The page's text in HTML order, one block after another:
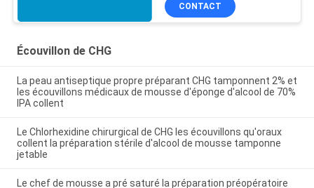
CONTACT
Écouvillon de CHG
La peau antiseptique propre préparant CHG tamponnent 2% et
les écouvillons médicaux de mousse d'éponge d'alcool de 70%
IPA collent
Le Chlorhexidine chirurgical de CHG les écouvillons qu'oraux
collent la préparation stérile d'alcool de mousse tamponne
jetable
Le chef de mousse a pré saturé la préparation préopératoire